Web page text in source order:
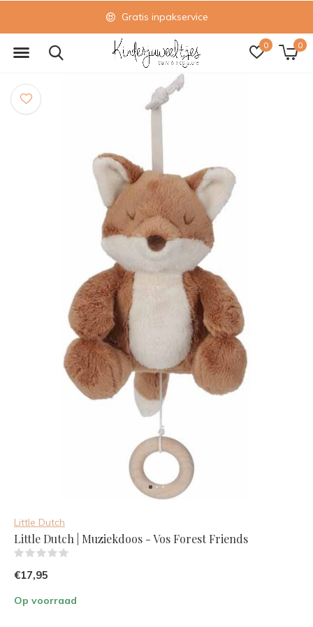
0 0
Gratis inpakservice
Little Dutch
Little Dutch | Muziekdoos - Vos Forest Friends
€17,95
Op voorraad